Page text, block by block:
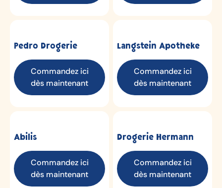
Pedro Drogerie
Commandez ici
dès maintenant
Langstein Apotheke
Commandez ici
dès maintenant
Abilis
Commandez ici
dès maintenant
Drogerie Hermann
Commandez ici
dès maintenant